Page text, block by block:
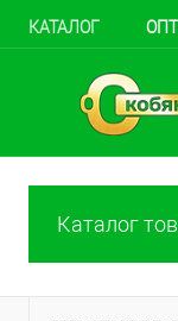
КАТАЛОГ
Каталог